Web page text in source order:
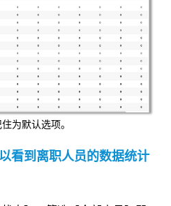
为默认选项。
看到离职人员的数据统计